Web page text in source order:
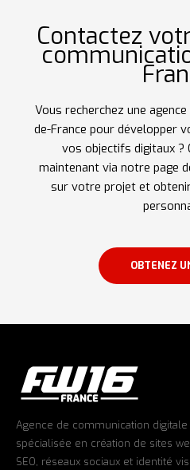
Contactez
Vous recherchez une
de-France pour développer
vos objectifs digitaux ?
maintenant via notre page
sur votre projet et
OBTENEZ
Agence de communication digitale
spécialisée en création de sites
SEO, réseaux sociaux et identité